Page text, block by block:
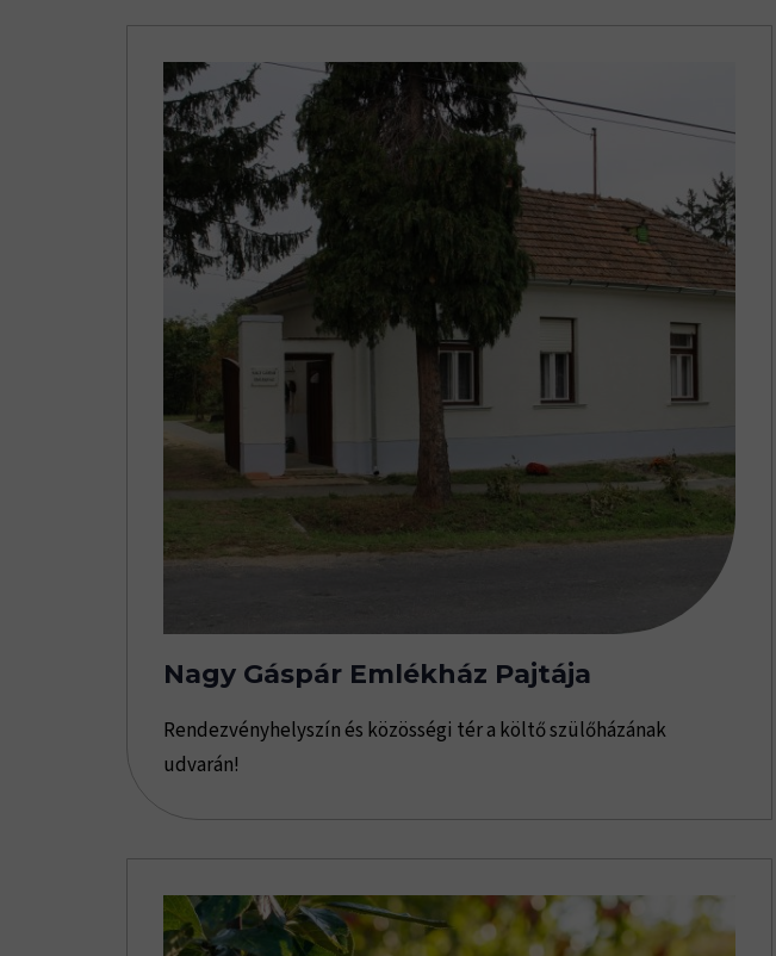
Nagy Gáspár Emlékház Pajtája
Rendezvényhelyszín és közösségi tér a költő szülőházának
udvarán!